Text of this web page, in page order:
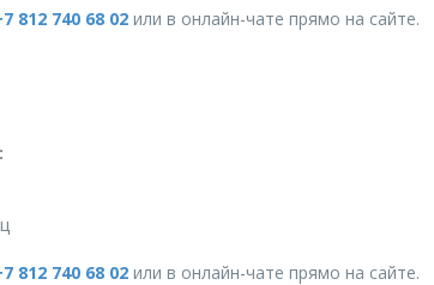
812 740 68 02 или в онлайн-чате прямо на сайте.
812 740 68 02 или в онлайн-чате прямо на сайте.